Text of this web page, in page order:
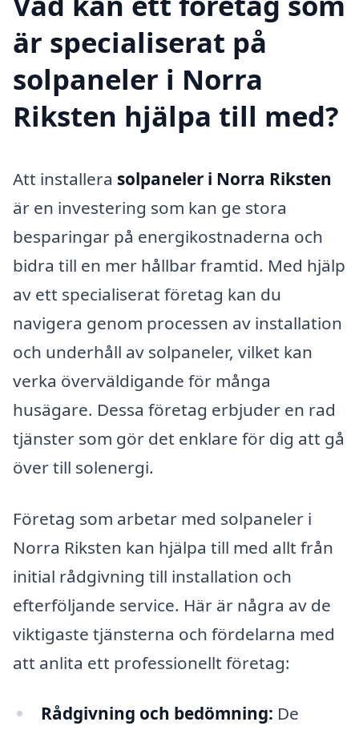
är specialiserat på
solpaneler i Norra
Riksten hjälpa till med?
Att installera solpaneler i Norra Riksten
är en investering som kan ge stora
besparingar på energikostnaderna och
bidra till en mer hållbar framtid. Med hjälp
av ett specialiserat företag kan du
navigera genom processen av installation
och underhåll av solpaneler, vilket kan
verka överväldigande för många
husägare. Dessa företag erbjuder en rad
tjänster som gör det enklare för dig att gå
över till solenergi.
Företag som arbetar med solpaneler i
Norra Riksten kan hjälpa till med allt från
initial rådgivning till installation och
efterföljande service. Här är några av de
viktigaste tjänsterna och fördelarna med
att anlita ett professionellt företag:
Rådgivning och bedömning: De